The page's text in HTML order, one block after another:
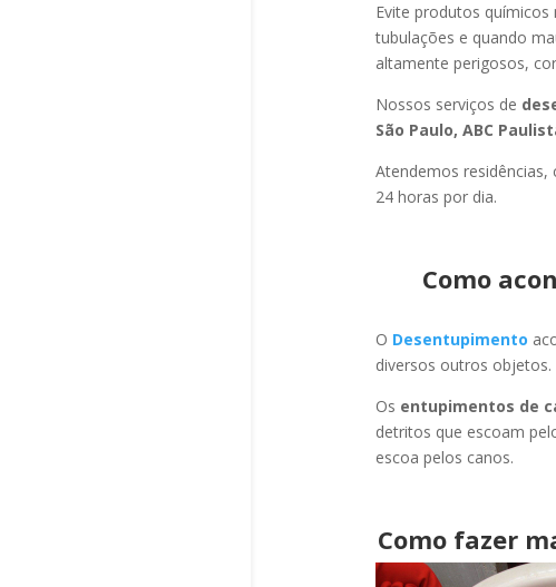
Evite produtos
tubulações e quando
altamente perigosos,
Nossos serviços de
São Paulo, ABC
Atendemos
24 horas por dia.
Como
O Desentupimento
diversos outros objetos.
Os entupimentos de
detritos que escoam
escoa pelos canos.
Como fazer